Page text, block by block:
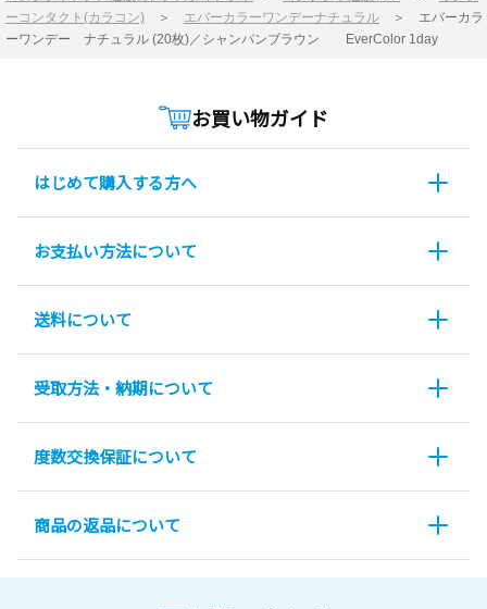
ーコンタクト(カラコン) ＞ エバーカラーワンデーナチュラル ＞ エバーカラ
ーワンデー ナチュラル (20枚)／シャンパンブラウン EverColor 1day
お買い物ガイド
はじめて購入する方へ
お支払い方法について
送料について
受取方法・納期について
度数交換保証について
商品の返品について